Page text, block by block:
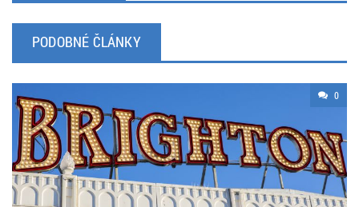
PODOBNÉ ČLÁNKY
0